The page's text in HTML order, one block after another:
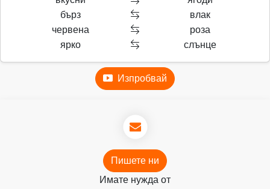
бърз
влак
червена
роза
ярко
слънце
Изпробвай
Пишете ни
Имате нужда от